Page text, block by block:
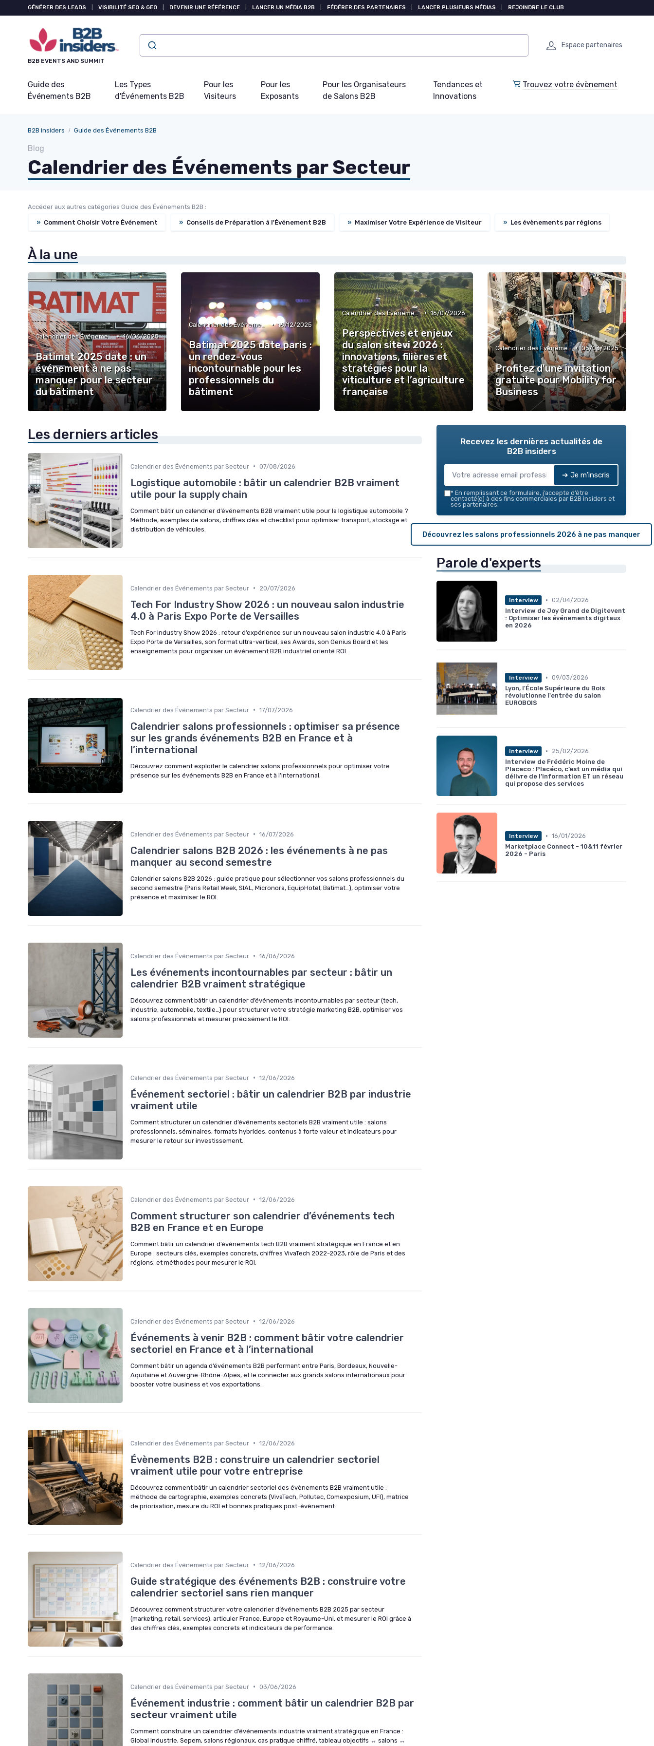
GÉNÉRER DES LEADS VISIBILITÉ SEO & GEO DEVENIR UNE RÉFÉRENCE LANCER UN MÉDIA B2B FÉDÉRER DES PARTENAIRES LANCER PLUSIEURS MÉDIAS REJOINDRE LE CLUB
B2B EVENTS AND SUMMIT
Espace partenaires
Guide des
Événements B2B
Les Types
d'Événements B2B
Pour les
Visiteurs
Pour les
Exposants
Pour les Organisateurs
de Salons B2B
Tendances et
Innovations
Trouvez votre évènement
B2B insiders Guide des Événements B2B
Blog
Calendrier des Événements par Secteur
Accéder aux autres catégories Guide des Événements B2B :
» Comment Choisir Votre Événement » Conseils de Préparation à l'Événement B2B » Maximiser Votre Expérience de Visiteur » Les évènements par régions
À la une
Calendrier des Événements par Secteur • 16/06/2025
Batimat 2025 date : un
événement à ne pas
manquer pour le secteur
du bâtiment
Calendrier des Événements par Secteur • 16/12/2025
Batimat 2025 date paris :
un rendez-vous
incontournable pour les
professionnels du
bâtiment
Calendrier des Événements par Secteur • 16/07/2026
Perspectives et enjeux
du salon sitevi 2026 :
innovations, filières et
stratégies pour la
viticulture et l’agriculture
française
Calendrier des Événements par Secteur • 05/03/2025
Profitez d'une invitation
gratuite pour Mobility for
Business
Les derniers articles
Calendrier des Événements par Secteur • 07/08/2026
Logistique automobile : bâtir un calendrier B2B vraiment
utile pour la supply chain
Comment bâtir un calendrier d’événements B2B vraiment utile pour la logistique automobile ?
Méthode, exemples de salons, chiffres clés et checklist pour optimiser transport, stockage et
distribution de véhicules.
Calendrier des Événements par Secteur • 20/07/2026
Tech For Industry Show 2026 : un nouveau salon industrie
4.0 à Paris Expo Porte de Versailles
Tech For Industry Show 2026 : retour d’expérience sur un nouveau salon industrie 4.0 à Paris
Expo Porte de Versailles, son format ultra-vertical, ses Awards, son Genius Board et les
enseignements pour organiser un événement B2B industriel orienté ROI.
Calendrier des Événements par Secteur • 17/07/2026
Calendrier salons professionnels : optimiser sa présence
sur les grands événements B2B en France et à
l’international
Découvrez comment exploiter le calendrier salons professionnels pour optimiser votre
présence sur les événements B2B en France et à l’international.
Calendrier des Événements par Secteur • 16/07/2026
Calendrier salons B2B 2026 : les événements à ne pas
manquer au second semestre
Calendrier salons B2B 2026 : guide pratique pour sélectionner vos salons professionnels du
second semestre (Paris Retail Week, SIAL, Micronora, EquipHotel, Batimat…), optimiser votre
présence et maximiser le ROI.
Calendrier des Événements par Secteur • 16/06/2026
Les événements incontournables par secteur : bâtir un
calendrier B2B vraiment stratégique
Découvrez comment bâtir un calendrier d’événements incontournables par secteur (tech,
industrie, automobile, textile…) pour structurer votre stratégie marketing B2B, optimiser vos
salons professionnels et mesurer précisément le ROI.
Calendrier des Événements par Secteur • 12/06/2026
Événement sectoriel : bâtir un calendrier B2B par industrie
vraiment utile
Comment structurer un calendrier d’événements sectoriels B2B vraiment utile : salons
professionnels, séminaires, formats hybrides, contenus à forte valeur et indicateurs pour
mesurer le retour sur investissement.
Calendrier des Événements par Secteur • 12/06/2026
Comment structurer son calendrier d’événements tech
B2B en France et en Europe
Comment bâtir un calendrier d’événements tech B2B vraiment stratégique en France et en
Europe : secteurs clés, exemples concrets, chiffres VivaTech 2022-2023, rôle de Paris et des
régions, et méthodes pour mesurer le ROI.
Calendrier des Événements par Secteur • 12/06/2026
Événements à venir B2B : comment bâtir votre calendrier
sectoriel en France et à l’international
Comment bâtir un agenda d’événements B2B performant entre Paris, Bordeaux, Nouvelle-
Aquitaine et Auvergne-Rhône-Alpes, et le connecter aux grands salons internationaux pour
booster votre business et vos exportations.
Calendrier des Événements par Secteur • 12/06/2026
Évènements B2B : construire un calendrier sectoriel
vraiment utile pour votre entreprise
Découvrez comment bâtir un calendrier sectoriel des évènements B2B vraiment utile :
méthode de cartographie, exemples concrets (VivaTech, Pollutec, Comexposium, UFI), matrice
de priorisation, mesure du ROI et bonnes pratiques post-évènement.
Calendrier des Événements par Secteur • 12/06/2026
Guide stratégique des événements B2B : construire votre
calendrier sectoriel sans rien manquer
Découvrez comment structurer votre calendrier d’événements B2B 2025 par secteur
(marketing, retail, services), articuler France, Europe et Royaume-Uni, et mesurer le ROI grâce à
des chiffres clés, exemples concrets et indicateurs de performance.
Calendrier des Événements par Secteur • 03/06/2026
Événement industrie : comment bâtir un calendrier B2B par
secteur vraiment utile
Comment construire un calendrier d’événements industrie vraiment stratégique en France :
Global Industrie, Sepem, salons régionaux, cas pratique chiffré, tableau objectifs ↔ salons ↔
Recevez les dernières actualités de
B2B insiders
➔ Je m'inscris
* En remplissant ce formulaire, j’accepte d’être
contacté(e) à des fins commerciales par B2B insiders et
ses partenaires.
Découvrez les salons professionnels 2026 à ne pas manquer
Parole d'experts
Interview • 02/04/2026
Interview de Joy Grand de Digitevent
: Optimiser les événements digitaux
en 2026
Interview • 09/03/2026
Lyon, l'École Supérieure du Bois
révolutionne l'entrée du salon
EUROBOIS
Interview •
25/02/2026
Interview de Frédéric Moine de
Placeco : Placéco, c’est un média qui
délivre de l’information ET un réseau
qui propose des services
Interview • 16/01/2026
Marketplace Connect - 10&11 février
2026 - Paris
Panneau de gestion des cookies